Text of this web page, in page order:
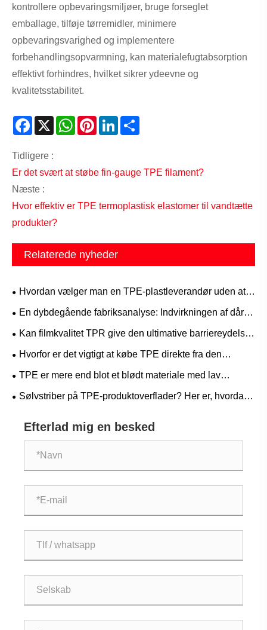
kontrollere opbevaringsmiljøer, bruge forseglet
emballage, tilføje tørremidler, minimere
opbevaringsvarighed og implementere
forbehandlingsopvarmning, kan materialefugtabsorption
effektivt forhindres, hvilket sikrer ydeevne og
kvalitetsstabilitet.
Facebook
X WhatsAppPinterestLinkedIn
Tidligere :
Er det svært at støbe fin-gauge TPE filament?
Næste :
Hvor effektiv er TPE termoplastisk elastomer til vandtætte
produkter?
Relaterede nyheder
​Hvordan vælger man en TPE-plastleverandør uden at
løbe ind i faldgruber?
En dybdegående fabriksanalyse: Indvirkningen af ​​dårlig
vedhæftning af TPE-materialer på færdige produkter
Kan filmkvalitet TPR give den ultimative barriereydelse
og elastiske genopretning, der er nødvendig for
Hvorfor er det vigtigt at købe TPE direkte fra den
originale producent? En Supply Chain-fordel, du ikke har
TPE er mere end blot et blødt materiale med lav
temperatur – applikationer, hvor det virkelig skinner ved
Sølvstriber på TPE-produktoverflader? Her er, hvordan
Efterlad mig en besked